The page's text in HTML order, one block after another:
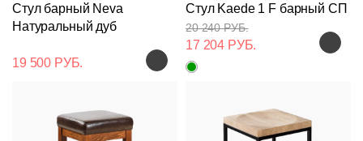
Стул барный Neva
Натуральный дуб
19 500 РУБ.
Стул Kaede 1 F барный СП
20 240 РУБ.
17 204 РУБ.